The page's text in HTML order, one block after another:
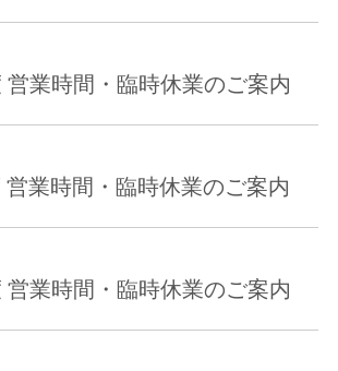
業時間・臨時休業のご案内
業時間・臨時休業のご案内
業時間・臨時休業のご案内